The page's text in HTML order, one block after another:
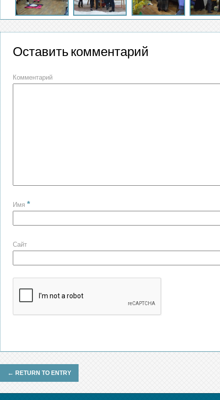
Оставить комментарий
Комментарий
Имя *
Сайт
← RETURN TO ENTRY